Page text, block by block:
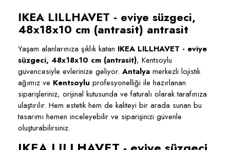
IKEA LILLHAVET - eviye süzgeci,
48x18x10 cm (antrasit) antrasit
Yaşam alanlarınıza şıklık katan IKEA LILLHAVET - eviye
süzgeci, 48x18x10 cm (antrasit), Kentsoylu
güvencesiyle evlerinize geliyor. Antalya merkezli lojistik
ağımız ve Kentsoylu profesyonelliği ile hazırlanan
siparişleriniz, orijinal kutusunda ve faturalı olarak tarafınıza
ulaştırılır. Hem estetik hem de kaliteyi bir arada sunan bu
tasarımı hemen inceleyebilir ve siparişinizi güvenle
oluşturabilirsiniz.